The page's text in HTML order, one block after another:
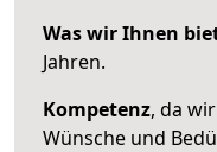
Was wir Ihnen
Jahren.
Kompetenz, da
Wünsche und